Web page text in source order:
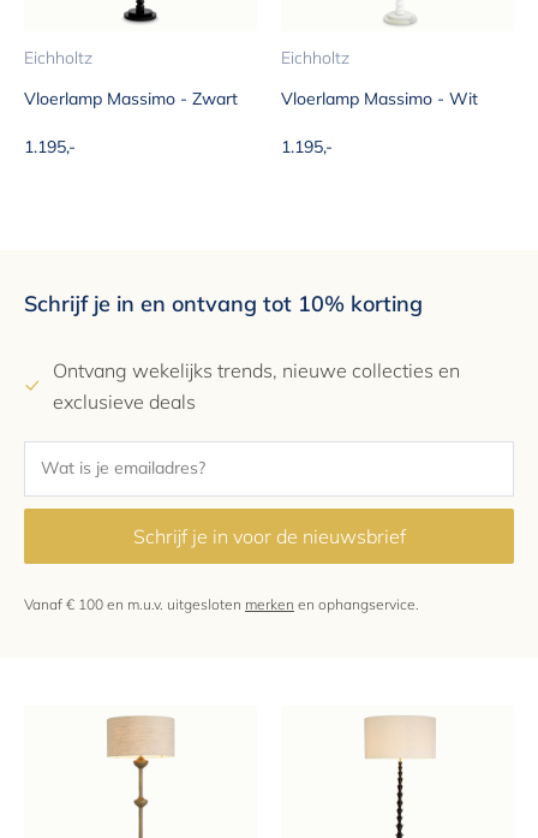
Schrijf je in en ontvang tot 10% korting
Ontvang wekelijks trends, nieuwe collecties en
exclusieve deals
Schrijf je in voor de nieuwsbrief
Vanaf € 100 en m.u.v. uitgesloten merken en ophangservice.
Eichholtz
Vloerlamp Massimo - Zwart
Aanbiedingsprijs
1.195,-
Eichholtz
Vloerlamp Massimo - Wit
Aanbiedingsprijs
1.195,-